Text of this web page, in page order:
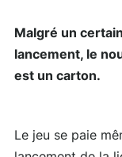
Malgré un
lancement, le
est un carton.
Le jeu se paie